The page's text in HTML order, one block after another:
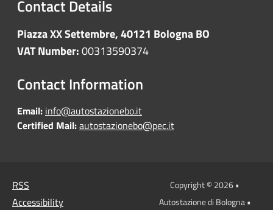
Contact Details
Piazza XX Settembre, 40121 Bologna BO
VAT Number:00313590374
Contact Information
Email: info@autostazionebo.it
Certified Mail:autostazionebo@pec.it
RSS
Accessibility
Copyright © 2026 •
Autostazione di Bologna •